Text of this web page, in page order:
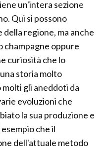
un'intera sezione
Qui si possono
regione, ma anche
champagne oppure
curiosità che lo
storia molto
gli aneddoti da
evoluzioni che
la sua produzione e
che il
dell'attuale metodo